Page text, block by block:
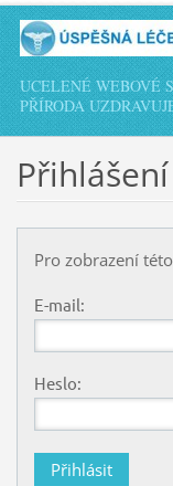
UCELENÉ WEBOVÉ
PŘÍRODA
Přihlášení
Pro zobrazení
E-mail:
Heslo: